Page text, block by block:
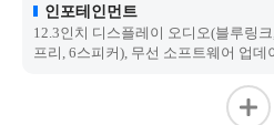
인포테인먼트
12.3인치 디스플레이 오디오(블루링
프리, 6스피커), 무선 소프트웨어 업데